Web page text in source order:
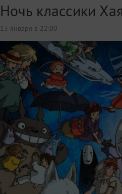
Ночь классики
13 января в 22:00